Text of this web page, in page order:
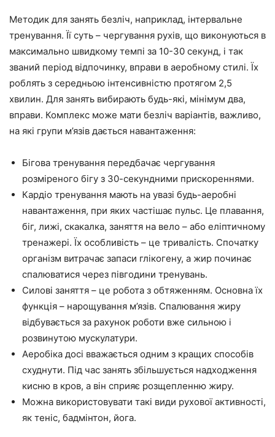
Методик для занять безліч, наприклад, інтервальне
тренування. Її суть – чергування рухів, що виконуються в
максимально швидкому темпі за 10-30 секунд, і так
званий період відпочинку, вправи в аеробному стилі. Їх
роблять з середньою інтенсивністю протягом 2,5
хвилин. Для занять вибирають будь-які, мінімум два,
вправи. Комплекс може мати безліч варіантів, важливо,
на які групи м’язів дається навантаження:
Бігова тренування передбачає чергування
розміреного бігу з 30-секундними прискореннями.
Кардіо тренування мають на увазі будь-аеробні
навантаження, при яких частішає пульс. Це плавання,
біг, лижі, скакалка, заняття на вело – або еліптичному
тренажері. Їх особливість – це тривалість. Спочатку
організм витрачає запаси глікогену, а жир починає
спалюватися через півгодини тренувань.
Силові заняття – це робота з обтяженням. Основна їх
функція – нарощування м’язів. Спалювання жиру
відбувається за рахунок роботи вже сильною і
розвинутою мускулатури.
Аеробіка досі вважається одним з кращих способів
схуднути. Під час занять збільшується надходження
кисню в кров, а він сприяє розщепленню жиру.
Можна використовувати такі види рухової активності,
як теніс, бадмінтон, йога.